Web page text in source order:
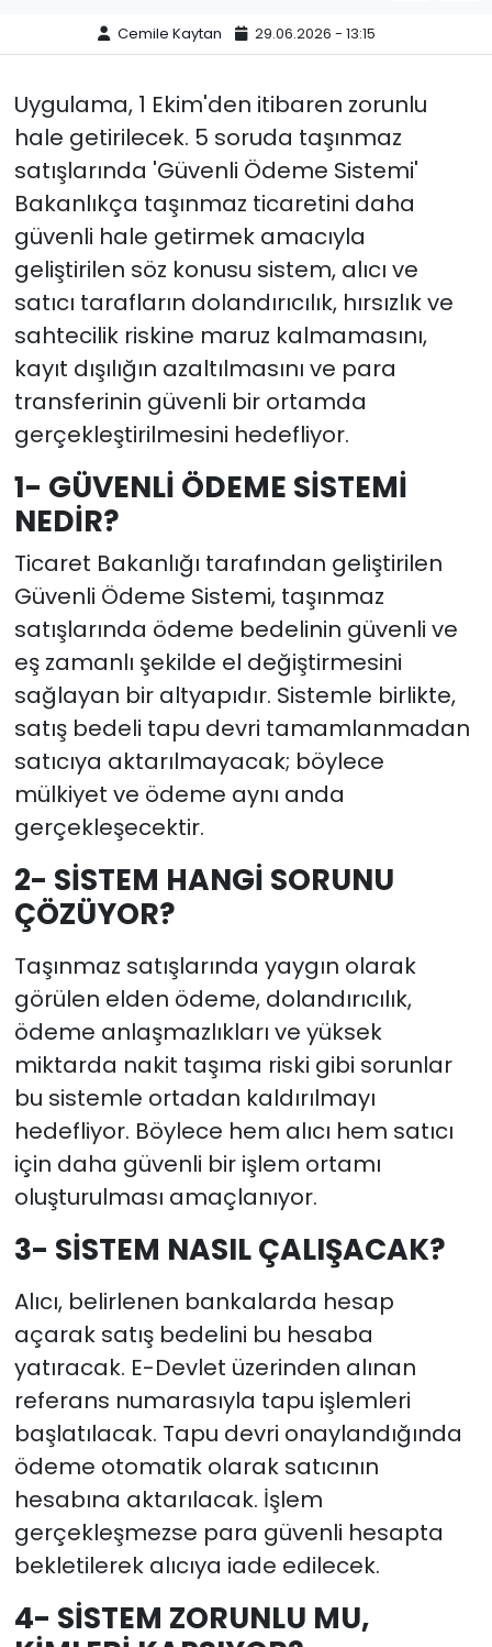
Cemile Kaytan 29.06.2026 - 13:15
Uygulama, 1 Ekim'den itibaren zorunlu
hale getirilecek. 5 soruda taşınmaz
satışlarında 'Güvenli Ödeme Sistemi'
Bakanlıkça taşınmaz ticaretini daha
güvenli hale getirmek amacıyla
geliştirilen söz konusu sistem, alıcı ve
satıcı tarafların dolandırıcılık, hırsızlık ve
sahtecilik riskine maruz kalmamasını,
kayıt dışılığın azaltılmasını ve para
transferinin güvenli bir ortamda
gerçekleştirilmesini hedefliyor.
1- GÜVENLİ ÖDEME SİSTEMİ
NEDİR?
Ticaret Bakanlığı tarafından geliştirilen
Güvenli Ödeme Sistemi, taşınmaz
satışlarında ödeme bedelinin güvenli ve
eş zamanlı şekilde el değiştirmesini
sağlayan bir altyapıdır. Sistemle birlikte,
satış bedeli tapu devri tamamlanmadan
satıcıya aktarılmayacak; böylece
mülkiyet ve ödeme aynı anda
gerçekleşecektir.
2- SİSTEM HANGİ SORUNU
ÇÖZÜYOR?
Taşınmaz satışlarında yaygın olarak
görülen elden ödeme, dolandırıcılık,
ödeme anlaşmazlıkları ve yüksek
miktarda nakit taşıma riski gibi sorunlar
bu sistemle ortadan kaldırılmayı
hedefliyor. Böylece hem alıcı hem satıcı
için daha güvenli bir işlem ortamı
oluşturulması amaçlanıyor.
3- SİSTEM NASIL ÇALIŞACAK?
Alıcı, belirlenen bankalarda hesap
açarak satış bedelini bu hesaba
yatıracak. E-Devlet üzerinden alınan
referans numarasıyla tapu işlemleri
başlatılacak. Tapu devri onaylandığında
ödeme otomatik olarak satıcının
hesabına aktarılacak. İşlem
gerçekleşmezse para güvenli hesapta
bekletilerek alıcıya iade edilecek.
4- SİSTEM ZORUNLU MU,